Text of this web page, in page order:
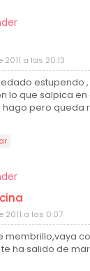
a las 20:13
estupendo
lo que salpica
pero queda
2011 a las 0:07
membrillo,vaya
ha salido de